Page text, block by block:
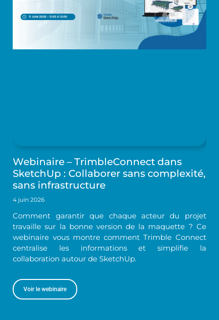
Webinaire – TrimbleConnect dans
SketchUp : Collaborer sans complexité,
sans infrastructure
4 juin 2026
Comment garantir que chaque acteur du projet
travaille sur la bonne version de la maquette ? Ce
webinaire vous montre comment Trimble Connect
centralise les informations et simplifie la
collaboration autour de SketchUp.
Voir le webinaire